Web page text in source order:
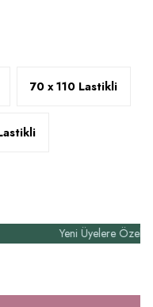
70 x 110 Lastikli
Yeni Üyelere Özel 50₺